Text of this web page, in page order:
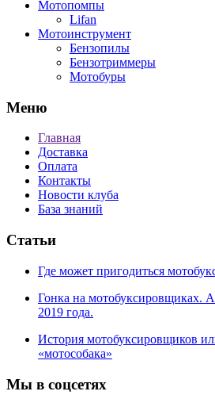
Мотопомпы
Lifan
Мотоинструмент
Бензопилы
Бензотриммеры
Мотобуры
Меню
Главная
Доставка
Оплата
Контакты
Новости клуба
База знаний
Статьи
Где может пригодиться
Гонка на мотобуксировщиках.
2019 года.
История мотобуксировщиков
«мотособака»
Мы в соцсетях